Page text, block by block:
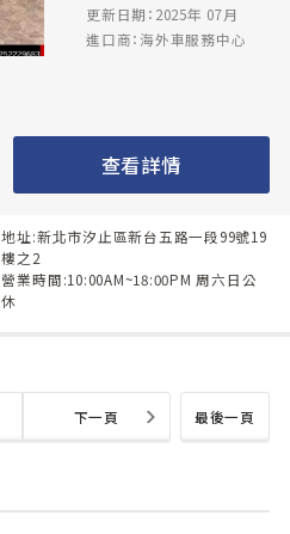
更新日期：2025年 07月
進口商：海外車服務中心
查看詳情
地址:新北市汐止區新台五路一段99號19
樓之2
營業時間:10:00AM~18:00PM 周六日公
休
最後一頁
下一頁